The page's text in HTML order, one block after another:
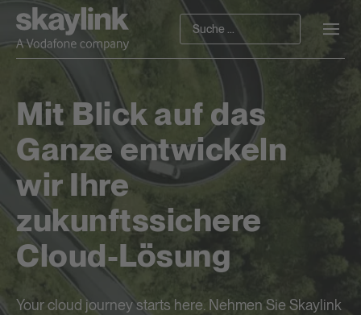
Mit Blick auf das
Ganze entwickeln
wir Ihre
zukunftssichere
Cloud-Lösung
Your cloud journey starts here. Nehmen Sie Skaylink